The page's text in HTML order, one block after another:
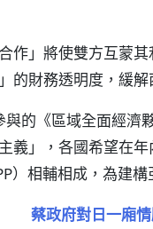
作」將使雙方互蒙
的財務透明度，緩
的《區域全面經濟
義」，各國希望在
）相輔相成，為建
蔡政府對日一廂